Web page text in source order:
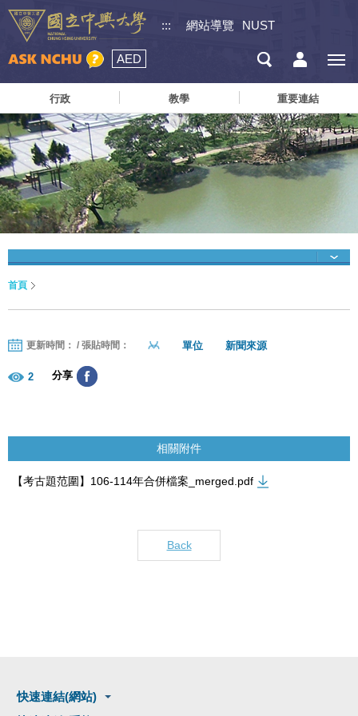
::: 網站導覽 NUST
AED
行政 教學 重要連結
首頁
更新時間： / 張貼時間： 單位 新聞來源
2 分享
相關附件
【考古題范圍】106-114年合併檔案_merged.pdf
Back
快速連結(網站)